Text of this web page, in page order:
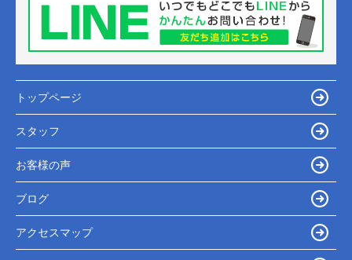
トップページ
スタッフ
お客様の声
ブログ
アクセスマップ